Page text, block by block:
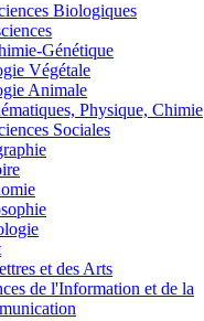
Biologiques
Génétique
Végétale
Animale
Physique, Chimie
Sociales
et des Arts
de l'Information et de la